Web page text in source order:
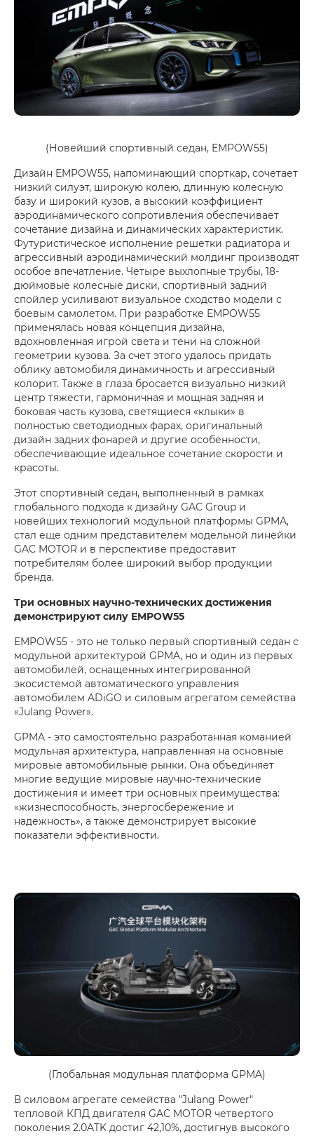
(Новейший спортивный седан, EMPOW55)
Дизайн EMPOW55, напоминающий спорткар, сочетает
низкий силуэт, широкую колею, длинную колесную
базу и широкий кузов, а высокий коэффициент
аэродинамического сопротивления обеспечивает
сочетание дизайна и динамических характеристик.
Футуристическое исполнение решетки радиатора и
агрессивный аэродинамический молдинг производят
особое впечатление. Четыре выхлопные трубы, 18-
дюймовые колесные диски, спортивный задний
спойлер усиливают визуальное сходство модели с
боевым самолетом. При разработке EMPOW55
применялась новая концепция дизайна,
вдохновленная игрой света и тени на сложной
геометрии кузова. За счет этого удалось придать
облику автомобиля динамичность и агрессивный
колорит. Также в глаза бросается визуально низкий
центр тяжести, гармоничная и мощная задняя и
боковая часть кузова, светящиеся «клыки» в
полностью светодиодных фарах, оригинальный
дизайн задних фонарей и другие особенности,
обеспечивающие идеальное сочетание скорости и
красоты.
Этот спортивный седан, выполненный в рамках
глобального подхода к дизайну GAC Group и
новейших технологий модульной платформы GPMA,
стал еще одним представителем модельной линейки
GAC MOTOR и в перспективе предоставит
потребителям более широкий выбор продукции
бренда.
Три основных научно-технических достижения
демонстрируют силу EMPOW55
EMPOW55 - это не только первый спортивный седан с
модульной архитектурой GPMA, но и один из первых
автомобилей, оснащенных интегрированной
экосистемой автоматического управления
автомобилем ADiGO и силовым агрегатом семейства
«Julang Power».
GPMA - это самостоятельно разработанная команией
модульная архитектура, направленная на основные
мировые автомобильные рынки. Она объединяет
многие ведущие мировые научно-технические
достижения и имеет три основных преимущества:
«жизнеспособность, энергосбережение и
надежность», а также демонстрирует высокие
показатели эффективности.
(Глобальная модульная платформа GPMA)
В силовом агрегате семейства "Julang Power"
тепловой КПД двигателя GAC MOTOR четвертого
поколения 2.0ATK достиг 42,10%, достигнув высокого